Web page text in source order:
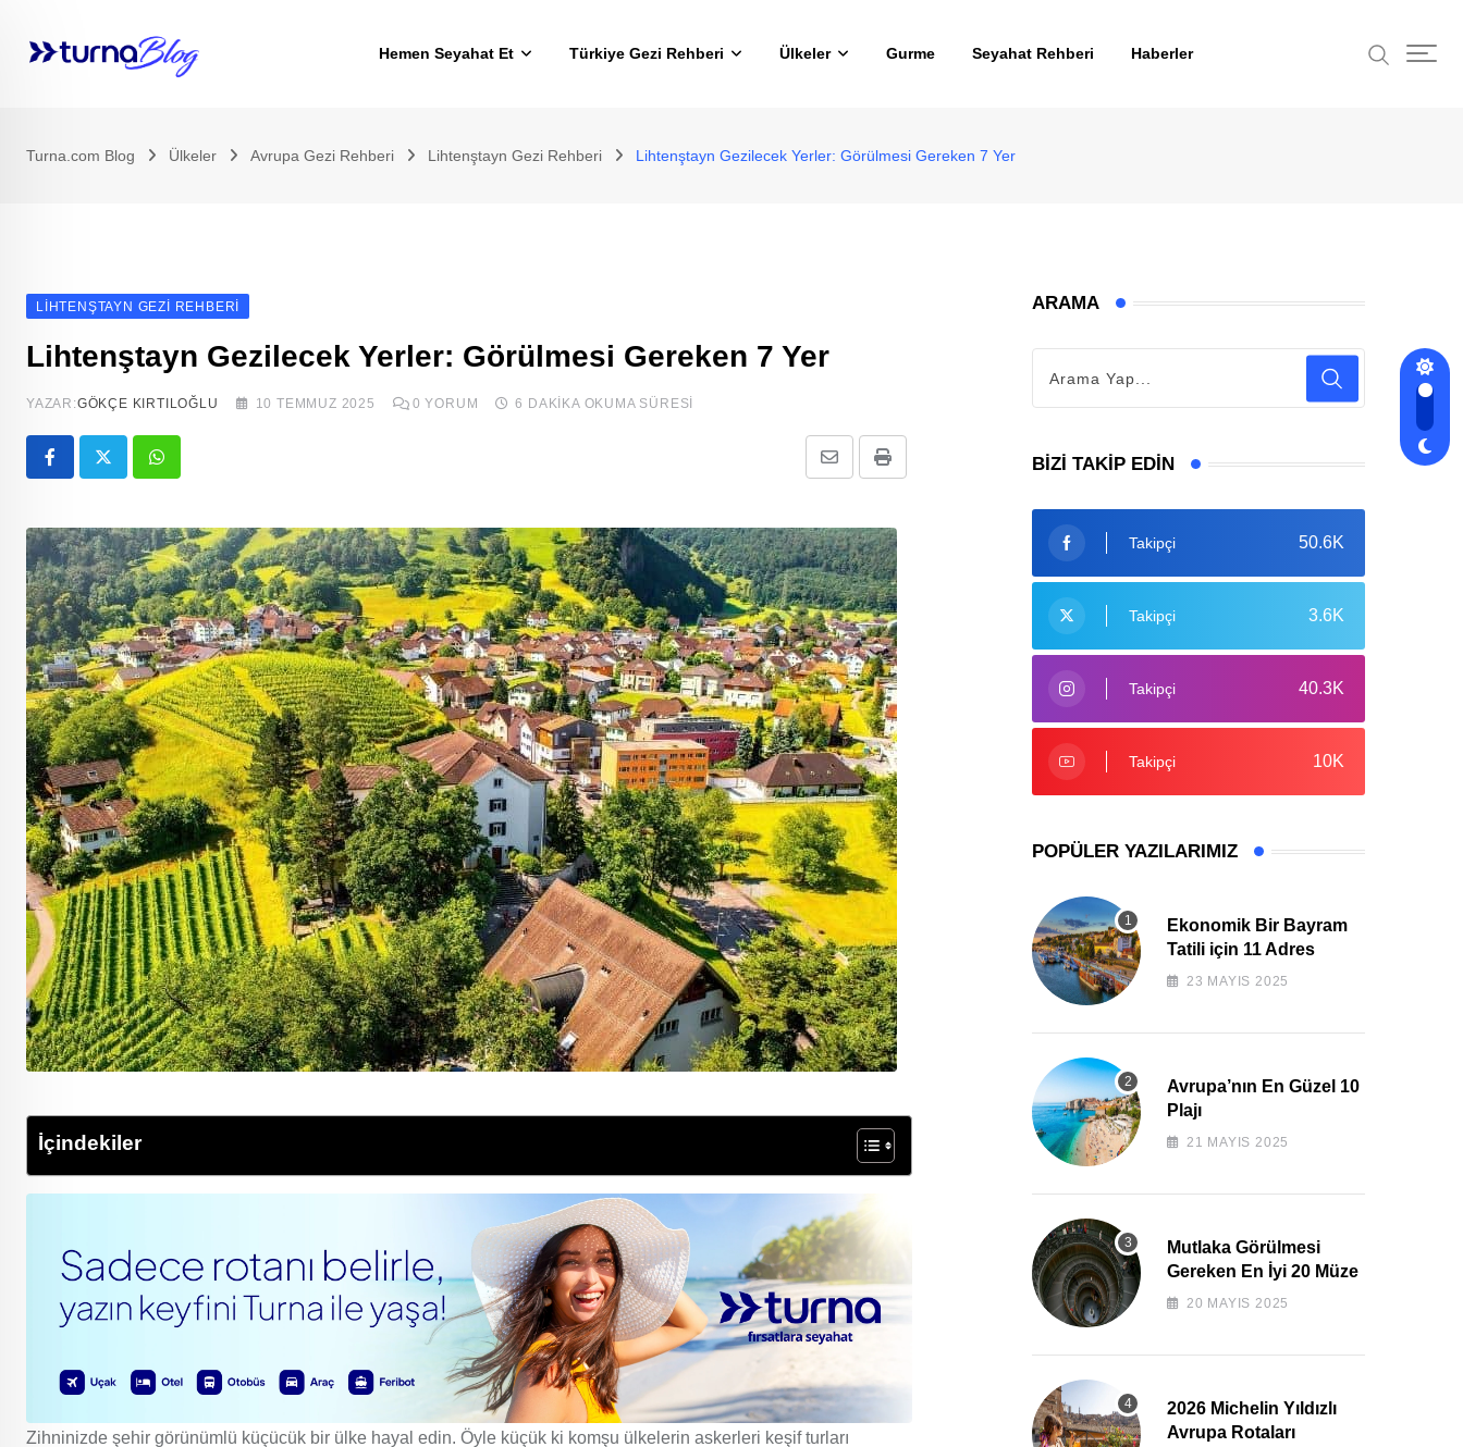
Hemen Seyahat Et Türkiye Gezi Rehberi Ülkeler Gurme Seyahat Rehberi Haberler
Turna.com Blog Ülkeler Avrupa Gezi Rehberi Lihtenştayn Gezi Rehberi Lihtenştayn Gezilecek Yerler: Görülmesi Gereken 7 Yer
LIHTENŞTAYN GEZI REHBERI
Lihtenştayn Gezilecek Yerler: Görülmesi Gereken 7 Yer
YAZAR:GÖKÇE KIRTILOĞLU 10 TEMMUZ 2025 0 YORUM 6 DAKIKA OKUMA SÜRESI
Whatsapp Print
ile
Paylaş
İçindekiler
Zihninizde şehir görünümlü küçücük bir ülke hayal edin. Öyle küçük ki komşu ülkelerin askerleri keşif turları
ARAMA
BIZI TAKIP EDIN
50.6K
Takipçi
3.6K
Takipçi
40.3K
Takipçi
10K
Takipçi
POPÜLER YAZILARIMIZ
Ekonomik Bir Bayram
Tatili için 11 Adres
23 MAYIS 2025
Avrupa’nın En Güzel 10
Plajı
21 MAYIS 2025
Mutlaka Görülmesi
Gereken En İyi 20 Müze
20 MAYIS 2025
2026 Michelin Yıldızlı
Avrupa Rotaları